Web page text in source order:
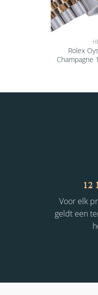
Rolex
Champagne
12
Voor elk
geldt een